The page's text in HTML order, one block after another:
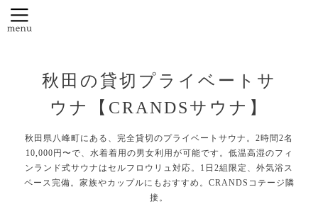
秋田の貸切プライベートサ
ウナ【CRANDSサウナ】
秋田県八峰町にある、完全貸切のプライベートサウナ。2時間2名
10,000円〜で、水着着用の男女利用が可能です。低温高湿のフィ
ンランド式サウナはセルフロウリュ対応。1日2組限定、外気浴ス
ペース完備。家族やカップルにもおすすめ。CRANDSコテージ隣
接。